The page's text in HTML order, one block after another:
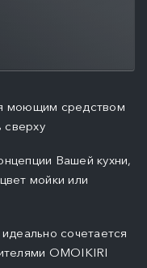
моющим средством
сверху
Вашей кухни,
мойки или
сочетается
OMOIKIRI